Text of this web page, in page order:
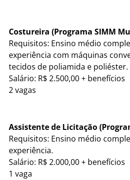
Costureira (Programa SIMM
Requisitos: Ensino médio
experiência com máquinas
tecidos de poliamida e poliéster.
Salário: R$ 2.500,00 + benefícios
2 vagas
Assistente de Licitação
Requisitos: Ensino médio
experiência.
Salário: R$ 2.000,00 + benefícios
1 vaga